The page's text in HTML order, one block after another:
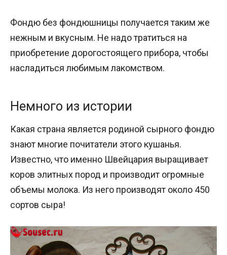
Фондю без фондюшницы получается таким же
нежным и вкусным. Не надо тратиться на
приобретение дорогостоящего прибора, чтобы
насладиться любимым лакомством.
Немного из истории
Какая страна является родиной сырного фондю
знают многие почитатели этого кушанья.
Известно, что именно Швейцария выращивает
коров элитных пород и производит огромные
объемы молока. Из него производят около 450
сортов сыра!